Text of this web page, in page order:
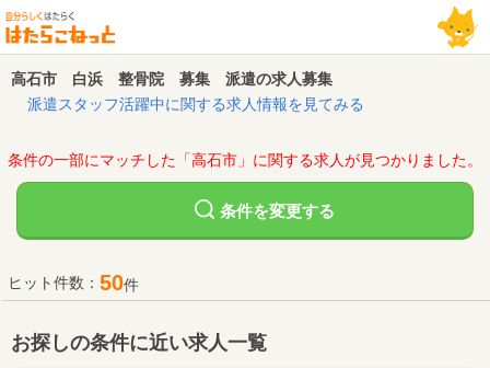
高石市 白浜 整骨院 募集 派遣の求人募集
派遣スタッフ活躍中に関する求人情報を見てみる
条件の一部にマッチした「高石市」に関する求人が見つかりました。
条件を変更する
ヒット件数： 50件
お探しの条件に近い求人一覧